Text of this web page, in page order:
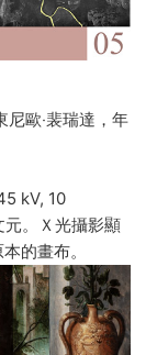
歐‧裴瑞達，年
kV, 10
。Ｘ光攝影顯
的畫布。